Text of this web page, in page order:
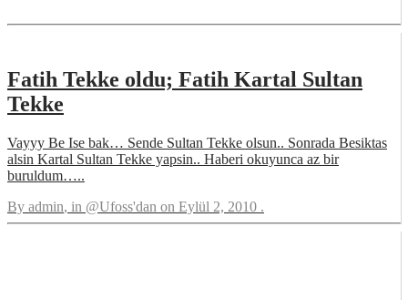
Fatih Tekke oldu; Fatih Kartal Sultan
Tekke
Vayyy Be Ise bak… Sende Sultan Tekke olsun.. Sonrada Besiktas
alsin Kartal Sultan Tekke yapsin.. Haberi okuyunca az bir
buruldum…..
By admin, in @Ufoss'dan on Eylül 2, 2010 .